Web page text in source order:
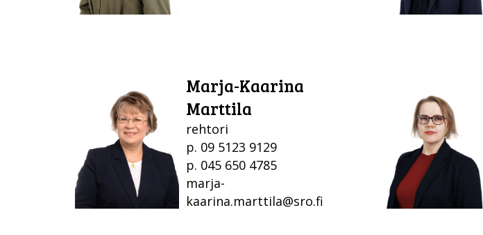
Marja-Kaarina
Marttila
rehtori
p. 09 5123 9129
p. 045 650 4785
marja-
kaarina.marttila@sro.fi